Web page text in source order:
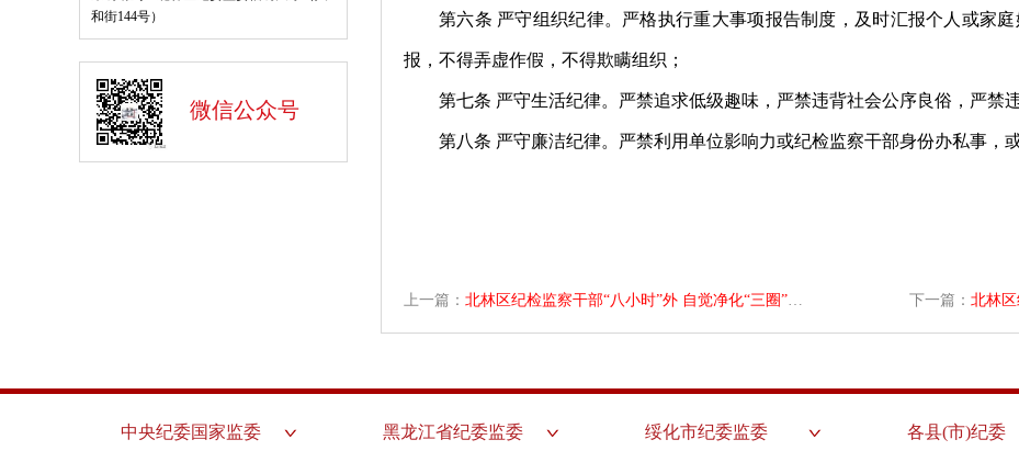
和街144号）
微信公众号
第六条 严守组织纪律。 严格执行重大事项报告制度 ，及时汇报个人或家
报，不得弄虚作假，不得欺瞒组织 ；
第七条 严守生活纪律。严禁追求低级趣味，严禁违背社会公序良俗，严禁
第八条 严守廉洁纪律。 严禁利用单位影响力或纪检监察干部身份办私事，
上一篇： 北林区纪检监察干部“八小时”外 自觉净化“三圈”九严禁 下一篇：北林区
中央纪委国家监委 黑龙江省纪委监委 绥化市纪委监委 各县(市)纪委